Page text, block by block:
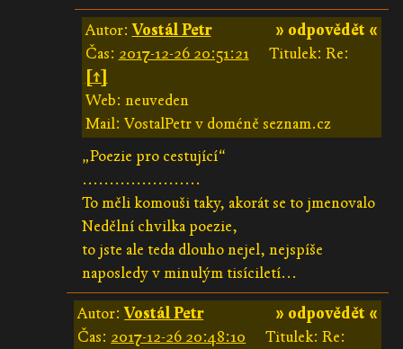
» odpovědět «
Autor:Vostál Petr
Čas: 2017-12-26 20:51:21
Titulek: Re:
[↑]
Web: neuveden
Mail: VostalPetr v doméně seznam.cz
„Poezie pro cestující“
......................
To měli komouši taky, akorát se to jmenovalo
Nedělní chvilka poezie,
to jste ale teda dlouho nejel, nejspíše
naposledy v minulým tisíciletí...
» odpovědět «
Autor:Vostál Petr
Čas: 2017-12-26 20:48:10
Titulek: Re: